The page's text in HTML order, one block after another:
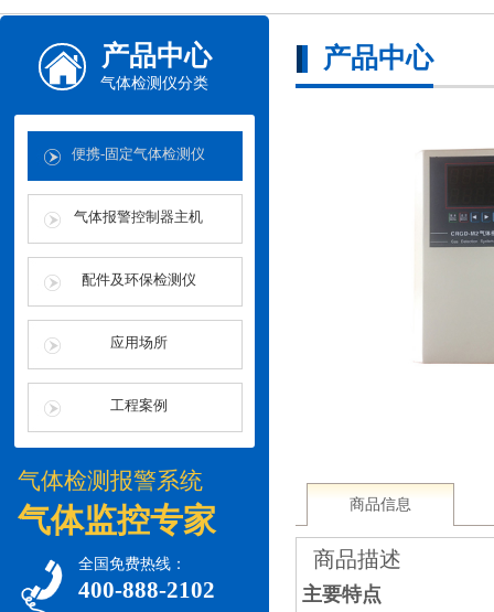
产品中心 产品中心
商品信息
商品描述
主要特点
气体检测仪分类
便携-固定气体检测仪
气体报警控制器主机
配件及环保检测仪
应用场所
工程案例
气体检测报警系统
气体监控专家
全国免费热线：
400-888-2102